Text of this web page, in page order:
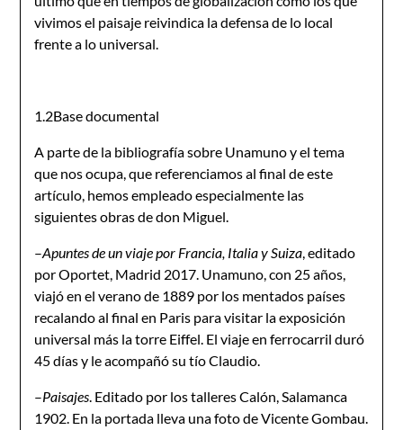
vivimos el paisaje reivindica la defensa de lo local
frente a lo universal.
1.2Base documental
A parte de la bibliografía sobre Unamuno y el tema
que nos ocupa, que referenciamos al final de este
artículo, hemos empleado especialmente las
siguientes obras de don Miguel.
–Apuntes de un viaje por Francia, Italia y Suiza, editado
por Oportet, Madrid 2017. Unamuno, con 25 años,
viajó en el verano de 1889 por los mentados países
recalando al final en Paris para visitar la exposición
universal más la torre Eiffel. El viaje en ferrocarril duró
45 días y le acompañó su tío Claudio.
–Paisajes. Editado por los talleres Calón, Salamanca
1902. En la portada lleva una foto de Vicente Gombau.